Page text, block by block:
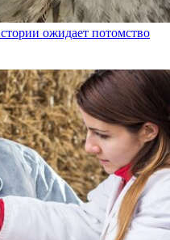
ожидает потомство